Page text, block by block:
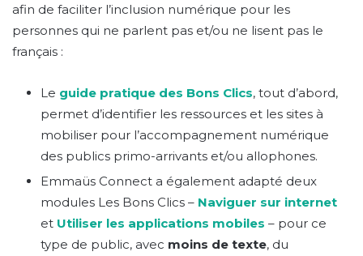
afin de faciliter l’inclusion numérique pour les
personnes qui ne parlent pas et/ou ne lisent pas le
français :
Le guide pratique des Bons Clics, tout d’abord,
permet d’identifier les ressources et les sites à
mobiliser pour l’accompagnement numérique
des publics primo-arrivants et/ou allophones.
Emmaüs Connect a également adapté deux
modules Les Bons Clics – Naviguer sur internet
et Utiliser les applications mobiles – pour ce
type de public, avec moins de texte, du